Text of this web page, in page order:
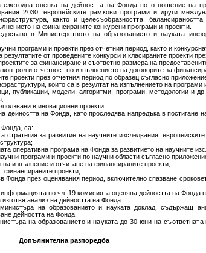
оценка на дейността на Фонда по отношение на
2030, европейските рамкови програми и други
както и целесъобразността,
на финансираните конкурсни програми и проекти.
в Министерството на образованието и науката
програми и проекти през отчетния период, както и
от проведените конкурси и класираните проекти
за финансиране и съответно размера на
и отчетност по изпълнението на договорите за
проекти през отчетния период по образец съгласно
които са в резултат на изпълнението на
публикации, модели, алгоритми, програми, методологии и
в иновационни проекти.
на Фонда, като проследява напредъка в постигане
Фонда, са:
за развитие на научните изследвания,
оперативна програма на Фонда за развитието на научните
програми и проекти по научни области съгласно
изпълнение и отчитане на финансираните проекти;
финансираните проекти;
Фонда през оценявания период, включително спазване
по чл. 19 комисията оценява дейността на Фонда
анализ на дейността на Фонда.
на образованието и науката доклад, съдържащ
дейността на Фонда.
на образованието и науката до 30 юни на съответната
Допълнителна разпоредба